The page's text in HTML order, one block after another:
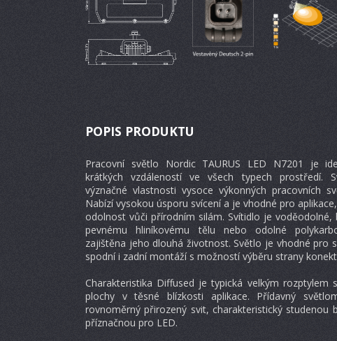
POPIS PRODUKTU
Pracovní světlo Nordic TAURUS LED N7201 je
krátkých vzdáleností ve všech typech prostředí.
význačné vlastnosti vysoce výkonných pracovních
Nabízí vysokou úsporu svícení a je vhodné pro
odolnost vůči přírodním silám. Svítidlo je voděodolné,
pevnému hliníkovému tělu nebo odolné
zajištěna jeho dlouhá životnost. Světlo je vhodné pro
spodní i zadní montáží s možností výběru strany
Charakteristika Diffused je typická velkým rozptylem
plochy v těsné blízkosti aplikace. Přídavný
rovnoměrný přirozený svit, charakteristický studenou
příznačnou pro LED.